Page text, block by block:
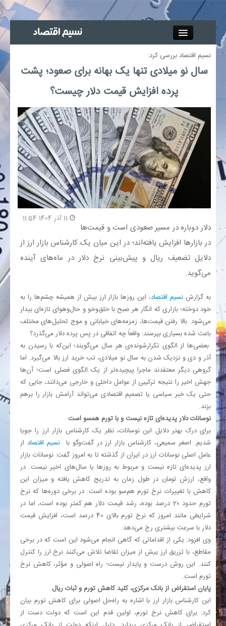
جذب خبرنگار
آگهی استخدام
پیوند‌ها
چند رسانه‌ای
اجتماعی
بیمه و بورس
اقتصاد
خانه
نسیم اقتصاد بررسی کرد:
سال نو میلادی تنها یک بهانه برای صعود؛ پشت
پرده افزایش قیمت دلار چیست؟
دلار دوباره در مسیر صعودی است و قیمت‌ها
در بازارها افزایش یافته‌اند؛ در این میان یک کارشناس بازار ارز از
دلایل تضعیف ریال و پیش‌بینی نرخ دلار در ماه‌های آینده
می‌گوید.
به گزارش نسیم اقتصاد، این روزها بازار ارز بیش از همیشه چشم‌ها را به
خود دوخته؛ بازاری که انگار هر صبح با خلق‌وخو و حال‌وهوای تازه‌ای بیدار
می‌شود. بالا رفتن قیمت‌ها، زمزمه‌های خیابانی و موج تحلیل‌های مختلف
باعث شده بسیاری بپرسند: واقعاً چه اتفاقی در پس پرده دلار می‌گذرد؟
بعضی‌ها از الگوی تکرارشونده‌ی هر سال می‌گویند؛ این‌که با رسیدن به
آذر و دی و نزدیک شدن به سال نو میلادی، تب خرید ارز بالا می‌گیرد. اما
گروهی دیگر معتقدند ماجرا پیچیده‌تر از یک الگوی فصلی است؛ آن‌ها
جهش اخیر را نتیجه ترکیبی از عوامل داخلی و خارجی می‌دانند، جایی که
حتی یک خبر سیاسی یا تصمیم اقتصادی می‌تواند آرامش بازار را برهم
بزند.
نوسانات دلار پدیده‌ای تازه نیست و با تورم همسو است
برای درک بهتر دلایل این نوسانات، نظر یک کارشناس بازار ارز را جویا
شدیم. اصغر سمیعی، کارشناس بازار ارز در گفت‌وگو با نسیم اقتصاد از
عامل اصلی نوسانات ارز در ایران از گذشته تا به امروز گفت: نوسانات بازار
ارز پدیده‌ای تازه نیست و مربوط به روزها یا سال‌های اخیر نیست. در
واقع، ارزش تومان در طول زمان به تدریج کاهش یافته و میزان این
کاهش با تغییرات نرخ تورم هم‌سو بوده است. در برخی دوره‌ها که نرخ
تورم حدود 20 درصد بوده، رشد قیمت دلار هم کمتر بوده است، اما در
شرایطی مانند امروز که نرخ تورم بالای 40 درصد است، افزایش قیمت
دلار با سرعت بیشتری رخ می‌دهد.
وی افزود: یکی از اقداماتی که گاهی انجام می‌شود این است که در برخی
مقاطع، با تزریق ارز بیش از میزان تقاضا تلاش می‌کنند نرخ ارز را کنترل
کنند. این روش درست و پایدار نیست؛ راه اصولی و مؤثر، کاهش نرخ
تورم است.
پایان استقراض از بانک مرکزی، کلید کاهش تورم و ثبات ریال
این کارشناس بازار ارز با اشاره به راه‌حل اصولی برای کاهش تورم بیان
کرد: برای کاهش نرخ تورم، اولین قدم این است که دولت دست از